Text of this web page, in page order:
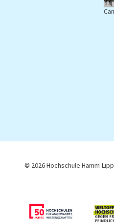
© 2026 Hochschule Hamm-